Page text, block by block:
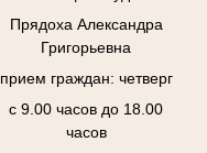
Прядоха Александра
Григорьевна
прием граждан: четверг
с 9.00 часов до 18.00
часов